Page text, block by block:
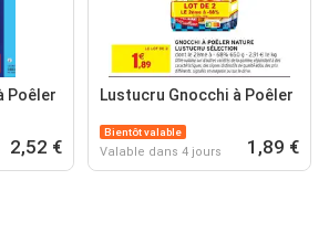
Poêler
2,52 €
Lustucru Gnocchi à Poêler
Bientôt valable
Valable dans 4 jours 1,89 €